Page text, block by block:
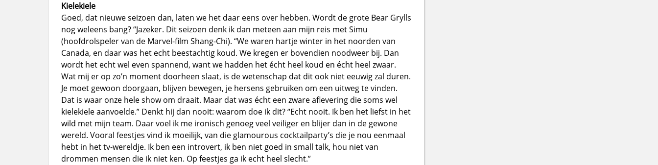
Kielekiele
Goed, dat nieuwe seizoen dan, laten we het daar eens over hebben. Wordt de grote Bear Grylls
nog weleens bang? “Jazeker. Dit seizoen denk ik dan meteen aan mijn reis met Simu
(hoofdrolspeler van de Marvel-film Shang-Chi). “We waren hartje winter in het noorden van
Canada, en daar was het echt beestachtig koud. We kregen er bovendien noodweer bij. Dan
wordt het echt wel even spannend, want we hadden het écht heel koud en écht heel zwaar.
Wat mij er op zo’n moment doorheen slaat, is de wetenschap dat dit ook niet eeuwig zal duren.
Je moet gewoon doorgaan, blijven bewegen, je hersens gebruiken om een uitweg te vinden.
Dat is waar onze hele show om draait. Maar dat was écht een zware aflevering die soms wel
kielekiele aanvoelde.” Denkt hij dan nooit: waarom doe ik dit? “Echt nooit. Ik ben het liefst in het
wild met mijn team. Daar voel ik me ironisch genoeg veel veiliger en blijer dan in de gewone
wereld. Vooral feestjes vind ik moeilijk, van die glamourous cocktailparty’s die je nou eenmaal
hebt in het tv-wereldje. Ik ben een introvert, ik ben niet goed in small talk, hou niet van
drommen mensen die ik niet ken. Op feestjes ga ik echt heel slecht.”